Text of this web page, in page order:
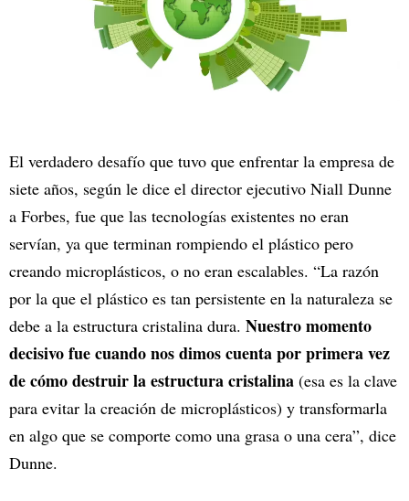
El verdadero desafío que tuvo que enfrentar la empresa de
siete años, según le dice el director ejecutivo Niall Dunne
a Forbes, fue que las tecnologías existentes no eran
servían, ya que terminan rompiendo el plástico pero
creando microplásticos, o no eran escalables. “La razón
por la que el plástico es tan persistente en la naturaleza se
debe a la estructura cristalina dura. Nuestro momento
decisivo fue cuando nos dimos cuenta por primera vez
de cómo destruir la estructura cristalina (esa es la clave
para evitar la creación de microplásticos) y transformarla
en algo que se comporte como una grasa o una cera”, dice
Dunne.